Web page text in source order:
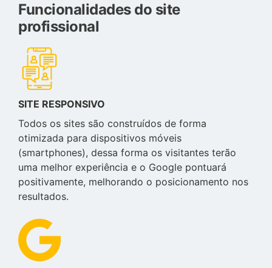
Funcionalidades do site
profissional
SITE RESPONSIVO
Todos os sites são construídos de forma
otimizada para dispositivos móveis
(smartphones), dessa forma os visitantes terão
uma melhor experiência e o Google pontuará
positivamente, melhorando o posicionamento nos
resultados.